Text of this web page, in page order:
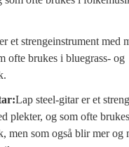
et strengeinstrument med
ofte brukes i bluegrass- og
Lap steel-gitar er et
plekter, og som ofte
men som også blir mer og